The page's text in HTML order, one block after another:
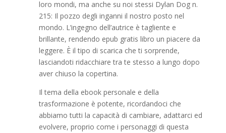
loro mondi, ma anche su noi stessi Dylan Dog n.
215: Il pozzo degli inganni il nostro posto nel
mondo. L’ingegno dell’autrice è tagliente e
brillante, rendendo epub gratis libro un piacere da
leggere. È il tipo di scarica che ti sorprende,
lasciandoti ridacchiare tra te stesso a lungo dopo
aver chiuso la copertina.
Il tema della ebook personale e della
trasformazione è potente, ricordandoci che
abbiamo tutti la capacità di cambiare, adattarci ed
evolvere, proprio come i personaggi di questa